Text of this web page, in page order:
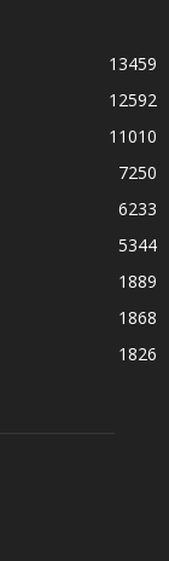
13459
12592
11010
7250
6233
5344
1889
1868
1826